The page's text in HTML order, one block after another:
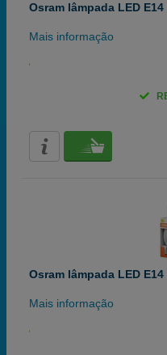
Osram lâmpada LED
Mais informação
Osram lâmpada LED
Mais informação